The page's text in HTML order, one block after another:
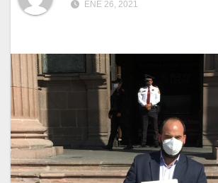
ENE 26, 2021